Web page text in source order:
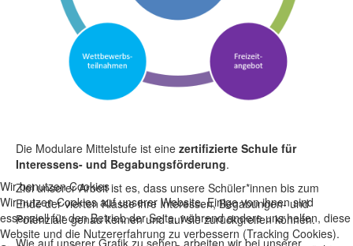
Die Modulare Mittelstufe ist eine zertifizierte Schule für
Interessens- und Begabungsförderung.
Ziel unserer Arbeit ist es, dass unsere Schüler*innen bis zum
Ende der vierten Klasse ihre Interessen, Begabungen- und
Potenziale genau kennen und auf sie zurückgreifen können.
Wir benutzen Cookies
Wir nutzen Cookies auf unserer Website. Einige von ihnen sind
essenziell für den Betrieb der Seite, während andere uns helfen, diese
Website und die Nutzererfahrung zu verbessern (Tracking Cookies).